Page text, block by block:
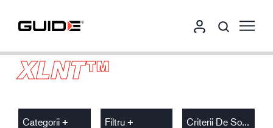
XLNT™
Categorii Filtru Criterii De Sortare